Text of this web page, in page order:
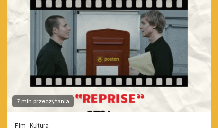
7 min przeczytania
Film Kultura